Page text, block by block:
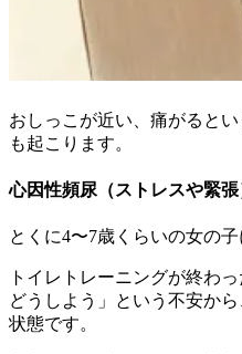
おしっこが近い、痛がると
も起こります。
心因性頻尿（ストレスや緊張
とくに4〜7歳くらいの女の子
トイレトレーニングが終わ
どうしよう」という不安か
状態です。